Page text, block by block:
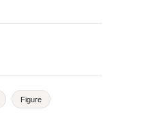
Figure